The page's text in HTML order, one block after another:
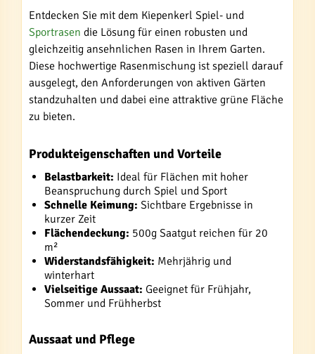
Entdecken Sie mit dem Kiepenkerl Spiel- und
Sportrasen die Lösung für einen robusten und
gleichzeitig ansehnlichen Rasen in Ihrem Garten.
Diese hochwertige Rasenmischung ist speziell darauf
ausgelegt, den Anforderungen von aktiven Gärten
standzuhalten und dabei eine attraktive grüne Fläche
zu bieten.
Produkteigenschaften und Vorteile
Belastbarkeit: Ideal für Flächen mit hoher
Beanspruchung durch Spiel und Sport
Schnelle Keimung: Sichtbare Ergebnisse in
kurzer Zeit
Flächendeckung: 500g Saatgut reichen für 20
m²
Widerstandsfähigkeit: Mehrjährig und
winterhart
Vielseitige Aussaat: Geeignet für Frühjahr,
Sommer und Frühherbst
Aussaat und Pflege